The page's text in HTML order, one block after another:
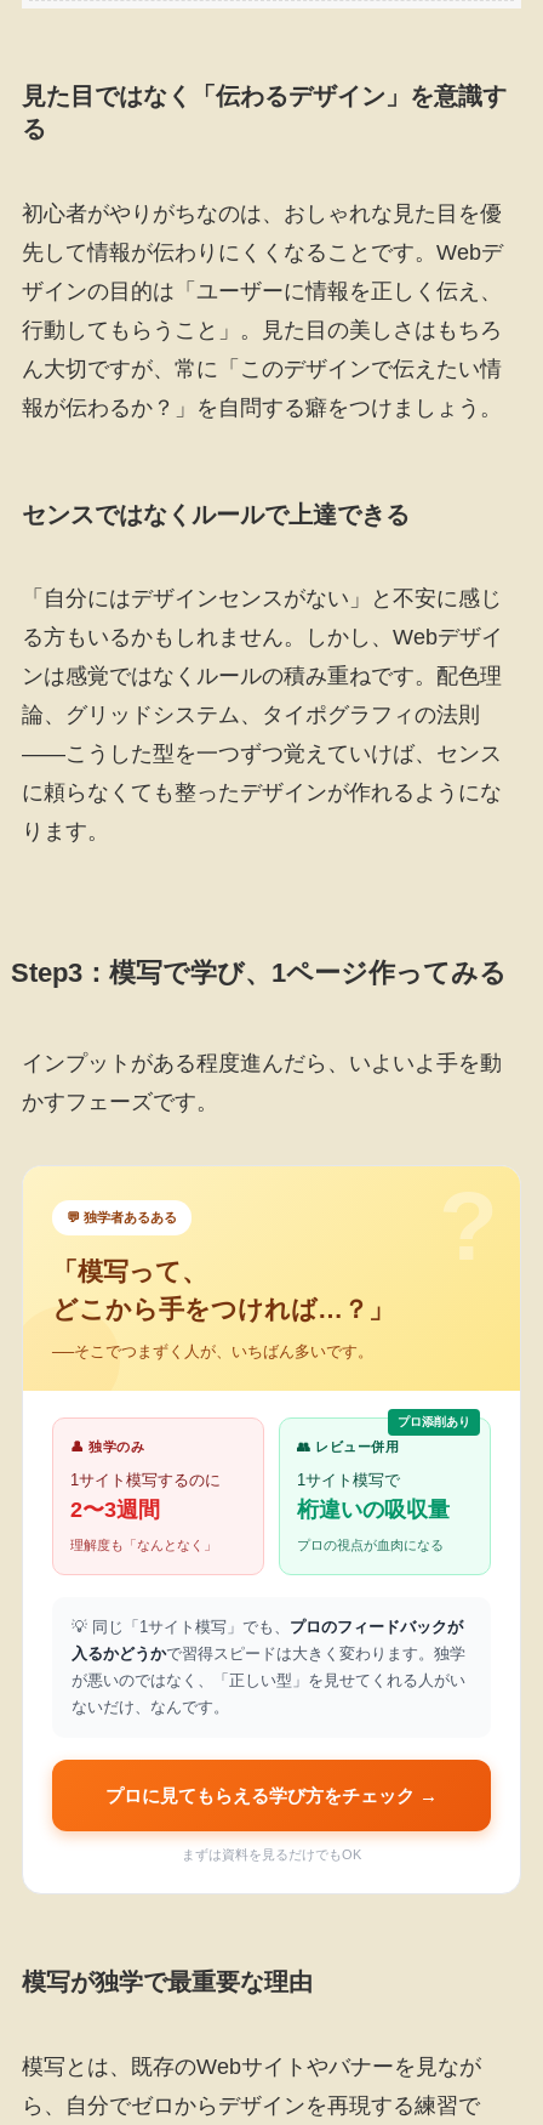
見た目ではなく「伝わるデザイン」を意識す
る
初心者がやりがちなのは、おしゃれな見た目を優
先して情報が伝わりにくくなることです。Webデ
ザインの目的は「ユーザーに情報を正しく伝え、
行動してもらうこと」。見た目の美しさはもちろ
ん大切ですが、常に「このデザインで伝えたい情
報が伝わるか？」を自問する癖をつけましょう。
センスではなくルールで上達できる
「自分にはデザインセンスがない」と不安に感じ
る方もいるかもしれません。しかし、Webデザイ
ンは感覚ではなくルールの積み重ねです。配色理
論、グリッドシステム、タイポグラフィの法則
——こうした型を一つずつ覚えていけば、センス
に頼らなくても整ったデザインが作れるようにな
ります。
Step3：模写で学び、1ページ作ってみる
インプットがある程度進んだら、いよいよ手を動
かすフェーズです。
?
💬 独学者あるある
「模写って、
どこから手をつければ…？」
──そこでつまずく人が、いちばん多いです。
👤 独学のみ
1サイト模写するのに
2〜3週間
理解度も「なんとなく」
プロ添削あり
👥 レビュー併用
1サイト模写で
桁違いの吸収量
プロの視点が血肉になる
💡 同じ「1サイト模写」でも、 プロのフィードバックが
入るかどうかで習得スピードは大きく変わります。独学
が悪いのではなく、「正しい型」を見せてくれる人がい
ないだけ、なんです。
プロに見てもらえる学び方をチェック →
まずは資料を見るだけでもOK
模写が独学で最重要な理由
模写とは、既存のWebサイトやバナーを見なが
ら、自分でゼロからデザインを再現する練習で